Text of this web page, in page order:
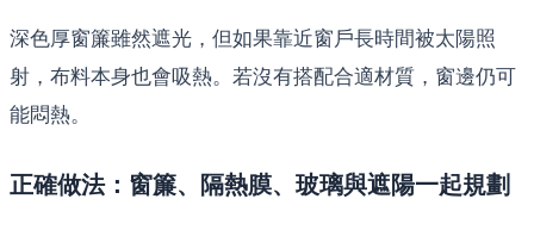
深色厚窗簾雖然遮光，但如果靠近窗戶長時間被太陽照
射，布料本身也會吸熱。若沒有搭配合適材質，窗邊仍可
能悶熱。
正確做法：窗簾、隔熱膜、玻璃與遮陽一起規劃